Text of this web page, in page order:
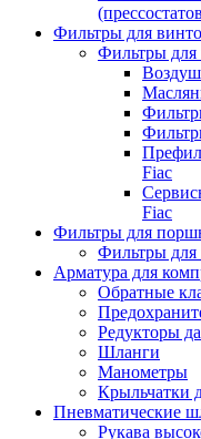
Фильтры для
Фильтры для
Fiac
Fiac
Фильтры для
Фильтры для
Арматура для
Обратные
Редукторы
Шланги
Манометры
Крыльчатки
Пневматические
Рукава